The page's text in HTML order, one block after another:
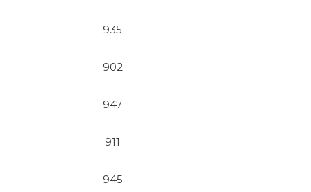
935
902
947
911
945